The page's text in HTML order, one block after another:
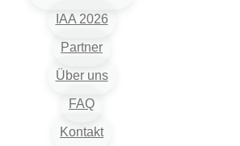
IAA 2026
Partner
Über uns
FAQ
Kontakt